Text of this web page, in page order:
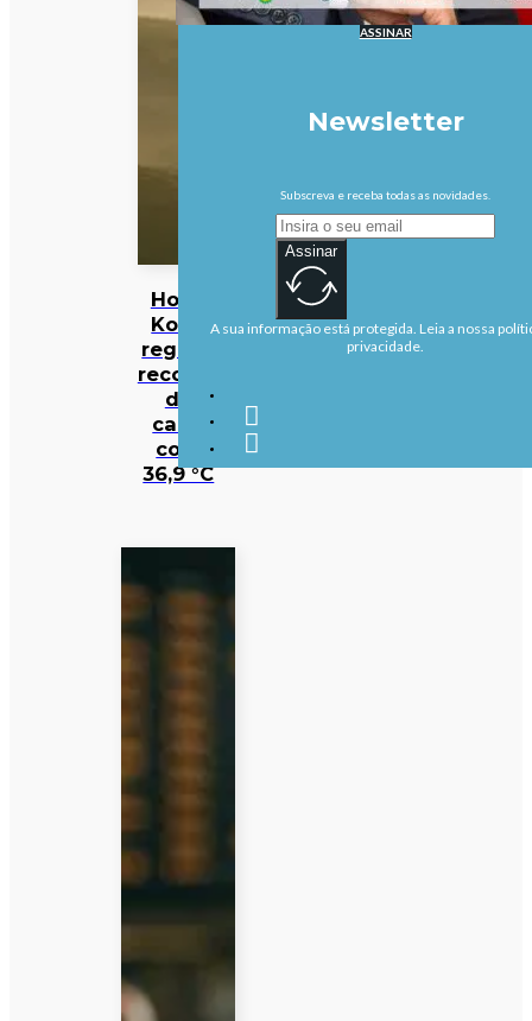
Hong
Kong
regista
recorde
de
calor
com
36,9 °C
ASSINAR
Newsletter
Subscreva e receba todas as novidades.
Assinar
A sua informação está protegida. Leia a nossa
privacidade.